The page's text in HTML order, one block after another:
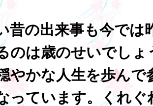
昔の出来事も今では
のは歳のせいでしょ
やかな人生を歩んで
っています。くれ